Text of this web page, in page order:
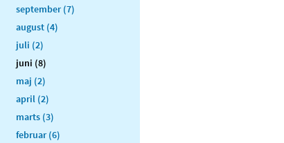
september (7)
august (4)
juli (2)
juni (8)
maj (2)
april (2)
marts (3)
februar (6)